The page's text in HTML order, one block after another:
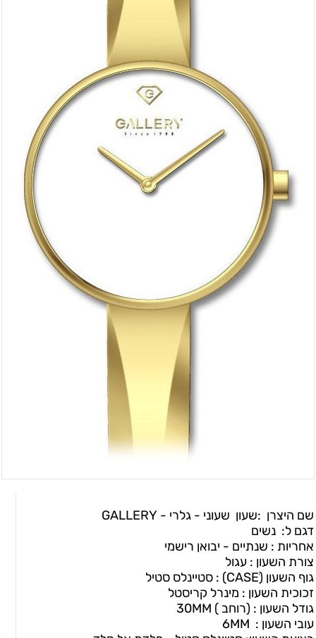
שם היצרן :שעון שעוני - גלרי - GALLERY
דגם ל: נשים
אחריות : שנתיים - יבואן רישמי
צורת השעון : עגול
גוף השעון (CASEׂ) : סטיינלס סטיל
זכוכית השעון : מינרל קריסטל
גודל השעון : (רוחב ) 30MM
עובי השעון : 6MM